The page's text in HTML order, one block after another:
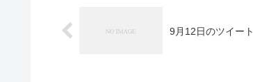
9月12日のツイート